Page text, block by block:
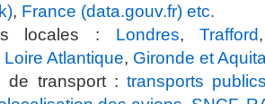
, France (data.gouv.fr) etc.
locales : Londres,Trafford
Loire Atlantique, Gironde et
de transport : transports